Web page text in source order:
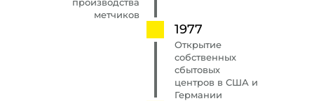
метчиков
1977
Открытие
собственных
сбытовых
центров в США и
Германии